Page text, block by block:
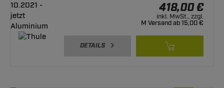
418,00 €
inkl. MwSt., zzgl.
M Versand ab 15,00 €
DETAILS